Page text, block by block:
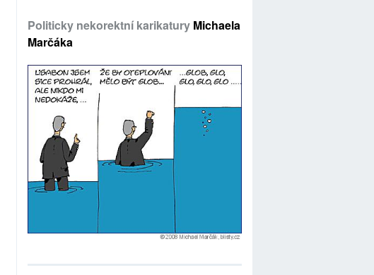
Politicky nekorektní karikatury Michaela
Marčáka